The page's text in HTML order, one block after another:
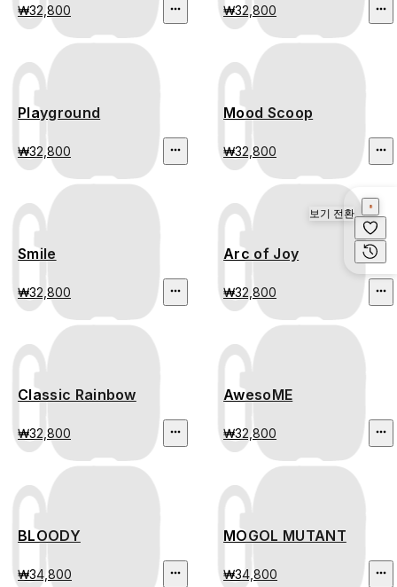
₩32,800 ₩32,800
Playground
₩32,800
Mood Scoop
₩32,800
Smile
₩32,800
Arc of Joy
₩32,800
Classic Rainbow
₩32,800
AwesoME
₩32,800
BLOODY
₩34,800
MOGOL MUTANT
₩34,800
보기 전환